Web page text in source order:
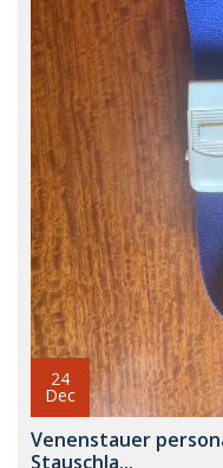
24
Dec
Venenstauer
Stauschla...